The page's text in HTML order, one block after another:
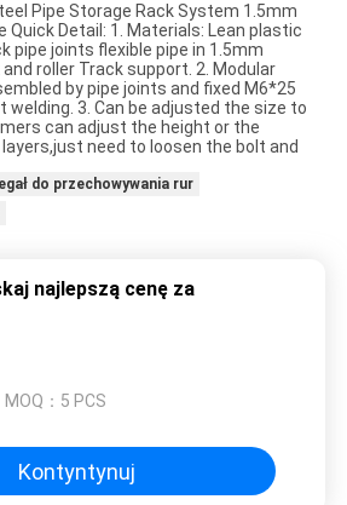
Pipe Storage Rack System 1.5mm
Quick Detail: 1. Materials: Lean plastic
pipe joints flexible pipe in 1.5mm
roller Track support. 2. Modular
by pipe joints and fixed M6*25
welding. 3. Can be adjusted the size to
can adjust the height or the
need to loosen the bolt and
do przechowywania rur
najlepszą cenę za
MOQ： 5 PCS
Kontyntynuj